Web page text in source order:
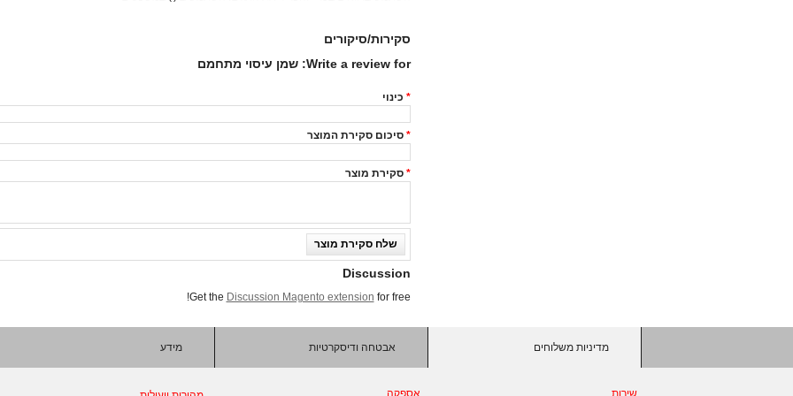
סקירות/סיקורים
Write a review for: שמן עיסוי מתחמם
כינוי *
סיכום סקירת המוצר *
סקירת מוצר *
שלח סקירת מוצר
Discussion
Get the Discussion Magento extension for free!
מדיניות משלוחים אבטחה ודיסקרטיות מידע
אספקה שירות